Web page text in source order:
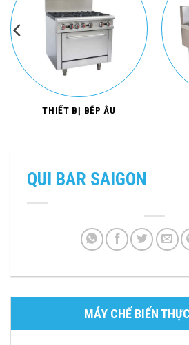
THIẾT BỊ BẾP ÂU
MÁY CHẾ BIẾN
QUI BAR SAIGON